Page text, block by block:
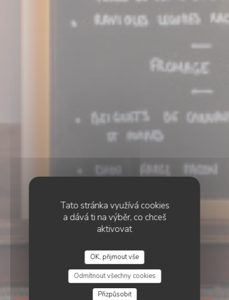
Tato stránka využívá cookies
a dává ti na výběr, co chceš
aktivovat
OK, přijmout vše
Odmítnout všechny cookies
Přizpůsobit
• STRASBOURG
À table !